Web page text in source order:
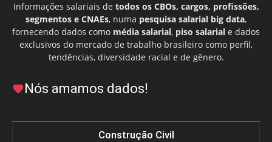
Informações salariais de todos os CBOs, cargos, profissões,
segmentos e CNAEs, numa pesquisa salarial big data,
fornecendo dados como média salarial, piso salarial e dados
exclusivos do mercado de trabalho brasileiro como perfil,
tendências, diversidade racial e de gênero.
Nós amamos dados!
Construção Civil